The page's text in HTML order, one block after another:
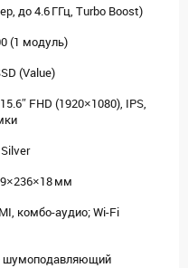
до 4.6 ГГц, Turbo Boost)
(1 модуль)
(Value)
FHD (1920×1080), IPS,
мм
комбо-аудио; Wi-Fi
шумоподавляющий